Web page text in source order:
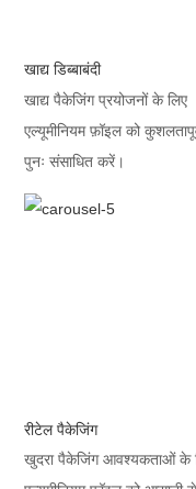
खाद्य डिब्बाबंदी
खाद्य पैकेजिंग प्रयोजनों के लिए
एल्यूमीनियम फ़ॉइल को
पुनः संसाधित करें।
रीटेल पैकेजिंग
खुदरा पैकेजिंग आवश्यकताओं के